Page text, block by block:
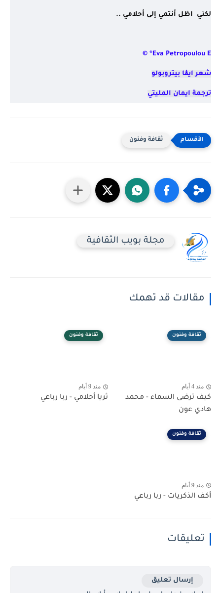
لكني  اظل أنتمي إلى أحلامي ..
© ®Eva Petropoulou E
شعر ايڨا بيتروبولو
ترجمة ايمان المليتي
ثقافة وفنون
مجلة بويب الثقافية
مقالات قد تهمك
ثقافة وفنون
منذ 4 أيام
كيف ترضى السماء - محمد
هادي عون
ثقافة وفنون
منذ 9 أيام
ثريا أحلامي - ربا رباعي
ثقافة وفنون
منذ 9 أيام
أكف الذكريات - ربا رباعي
تعليقات
إرسال تعليق